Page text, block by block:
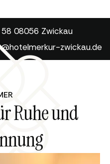
08056 Zwickau
zwickau.de
Ruhe und